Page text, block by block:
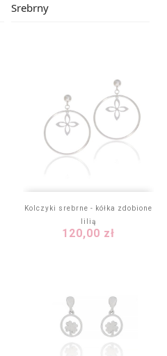
Srebrny
Kolczyki srebrne - kółka zdobione
lilią
Cena
120,00 zł